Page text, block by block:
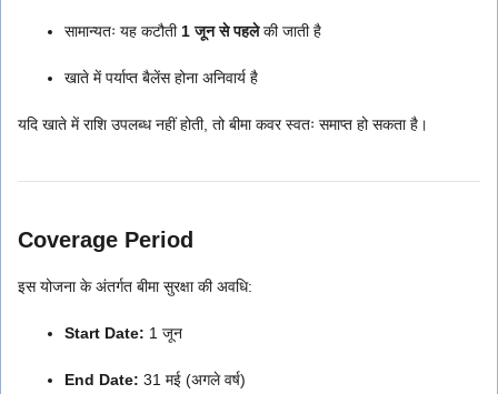
सामान्यतः यह कटौती1 जून से पहलेकी जाती है
खाते में पर्याप्त बैलेंस होना अनिवार्य है
यदि खाते में राशि उपलब्ध नहीं होती, तो बीमा कवर स्वतः समाप्त हो सकता है।
Coverage Period
इस योजना के अंतर्गत बीमा सुरक्षा की अवधि:
Start Date: 1 जून
End Date: 31 मई (अगले वर्ष)